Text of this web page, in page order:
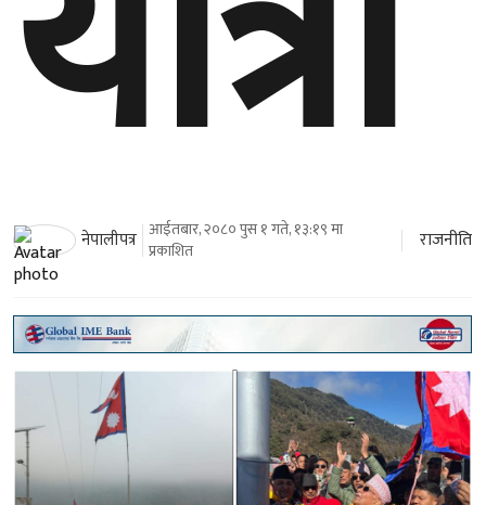
नेपालीपत्र आईतबार, २०८० पुस १ गते, १३:१९ मा
प्रकाशित
राजनीति